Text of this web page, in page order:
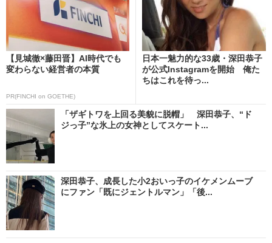
【見城徹×藤田晋】AI時代でも
変わらない経営者の本質
PR(FINCHI on GOETHE)
日本一魅力的な33歳・深田恭子
が公式Instagramを開始 俺た
ちはこれを待っ...
「ザギトワを上回る美貌に脱帽」 深田恭子、“ド
ジっ子”な氷上の女神としてスケート...
深田恭子、成長した小2おいっ子のイケメンムーブ
にファン「既にジェントルマン」「後...